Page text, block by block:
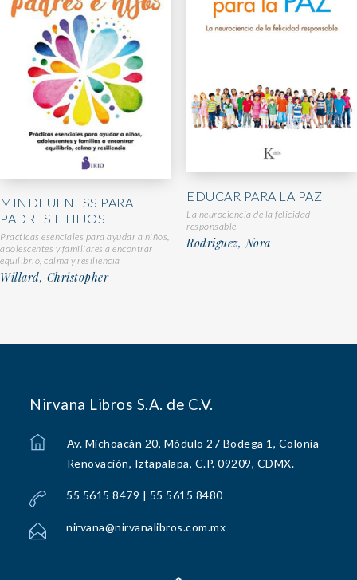
MINDFULNESS PARA
PADRES E HIJOS
Practicas esenciales para ayudar a niños,
adolescentes y familiares a encontrar
equilibrio, calma y resiliencia
Willard, Christopher
EDUCAR PARA LA PAZ
La neurociencia de la felicidad
responsable
Rodriguez, Nora
Nirvana Libros S.A. de C.V.
Av. Michoacán 20, Módulo 27 Bodega 1, Colonia
Renovación, Iztapalapa, C.P. 09209, CDMX.
55 5615 8479 | 55 5615 8480
nirvana@nirvanalibros.com.mx